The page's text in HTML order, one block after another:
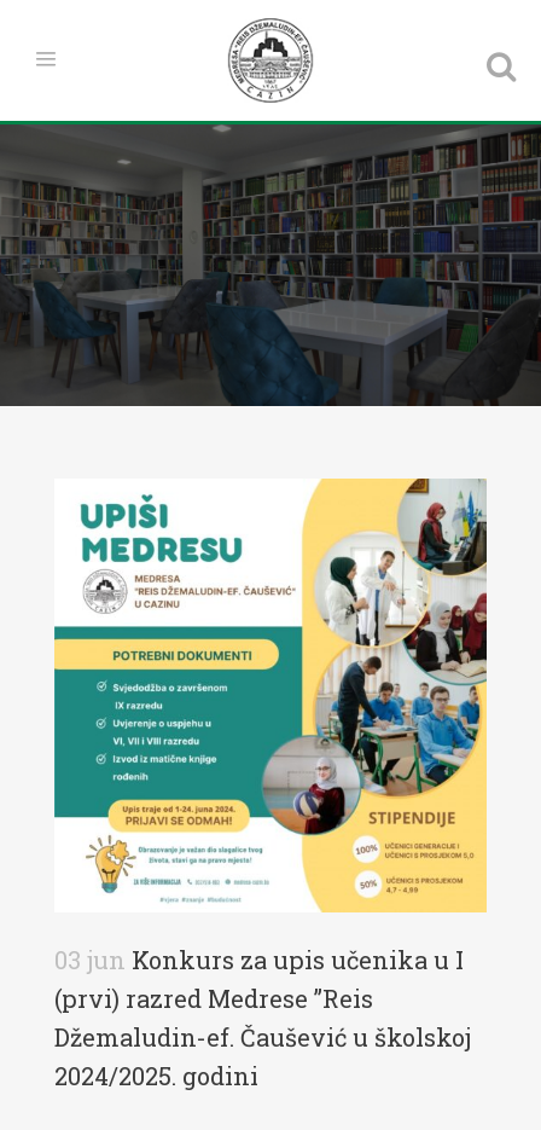
03 jun Konkurs za upis učenika u I
(prvi) razred Medrese ”Reis
Džemaludin-ef. Čaušević u školskoj
2024/2025. godini